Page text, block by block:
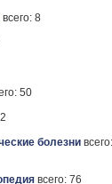
всего: 8
50
болезни всего:
всего: 76